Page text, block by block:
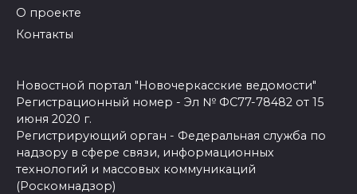
О проекте
Контакты
Новостной портал "Новочеркасские ведомости"
Регистрационный номер - Эл № ФС77-78482 от 15
июня 2020 г.
Регистрирующий орган - Федеральная служба по
надзору в сфере связи, информационных
технологий и массовых коммуникаций
(Роскомнадзор)